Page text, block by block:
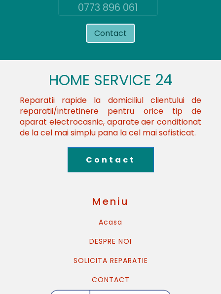
0773 896 061
Contact
HOME SERVICE 24
Reparatii rapide la domiciliul clientului de
reparatii/intretinere pentru orice tip de
aparat electrocasnic, aparate aer conditionat
de la cel mai simplu pana la cel mai sofisticat.
Contact
Meniu
Acasa
DESPRE NOI
SOLICITA REPARATIE
CONTACT